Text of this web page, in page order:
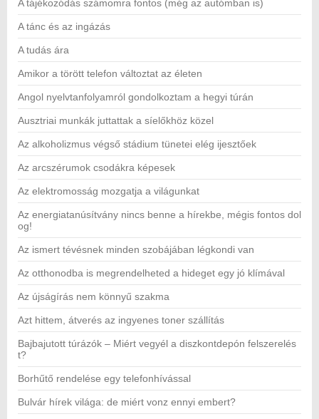
A tájékozódás számomra fontos (még az autómban is)
A tánc és az ingázás
A tudás ára
Amikor a törött telefon változtat az életen
Angol nyelvtanfolyamról gondolkoztam a hegyi túrán
Ausztriai munkák juttattak a síelőkhöz közel
Az alkoholizmus végső stádium tünetei elég ijesztőek
Az arcszérumok csodákra képesek
Az elektromosság mozgatja a világunkat
Az energiatanúsítvány nincs benne a hírekbe, mégis fontos dol
og!
Az ismert tévésnek minden szobájában légkondi van
Az otthonodba is megrendelheted a hideget egy jó klímával
Az újságírás nem könnyű szakma
Azt hittem, átverés az ingyenes toner szállítás
Bajbajutott túrázók – Miért vegyél a diszkontdepón felszerelés
t?
Borhűtő rendelése egy telefonhívással
Bulvár hírek világa: de miért vonz ennyi embert?